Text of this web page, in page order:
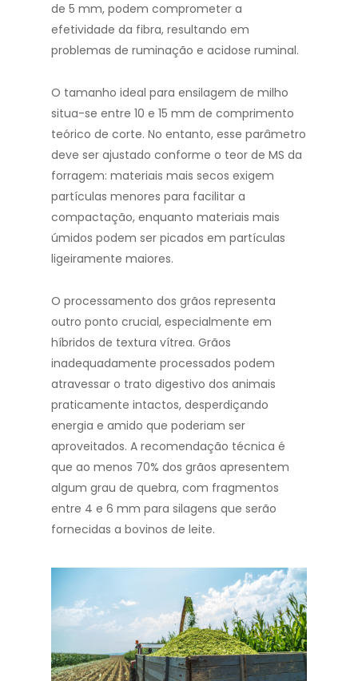
de 5 mm, podem comprometer a
efetividade da fibra, resultando em
problemas de ruminação e acidose ruminal.
O tamanho ideal para ensilagem de milho
situa-se entre 10 e 15 mm de comprimento
teórico de corte. No entanto, esse parâmetro
deve ser ajustado conforme o teor de MS da
forragem: materiais mais secos exigem
partículas menores para facilitar a
compactação, enquanto materiais mais
úmidos podem ser picados em partículas
ligeiramente maiores.
O processamento dos grãos representa
outro ponto crucial, especialmente em
híbridos de textura vítrea. Grãos
inadequadamente processados podem
atravessar o trato digestivo dos animais
praticamente intactos, desperdiçando
energia e amido que poderiam ser
aproveitados. A recomendação técnica é
que ao menos 70% dos grãos apresentem
algum grau de quebra, com fragmentos
entre 4 e 6 mm para silagens que serão
fornecidas a bovinos de leite.